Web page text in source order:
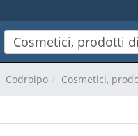
Codroipo Cosmetici,